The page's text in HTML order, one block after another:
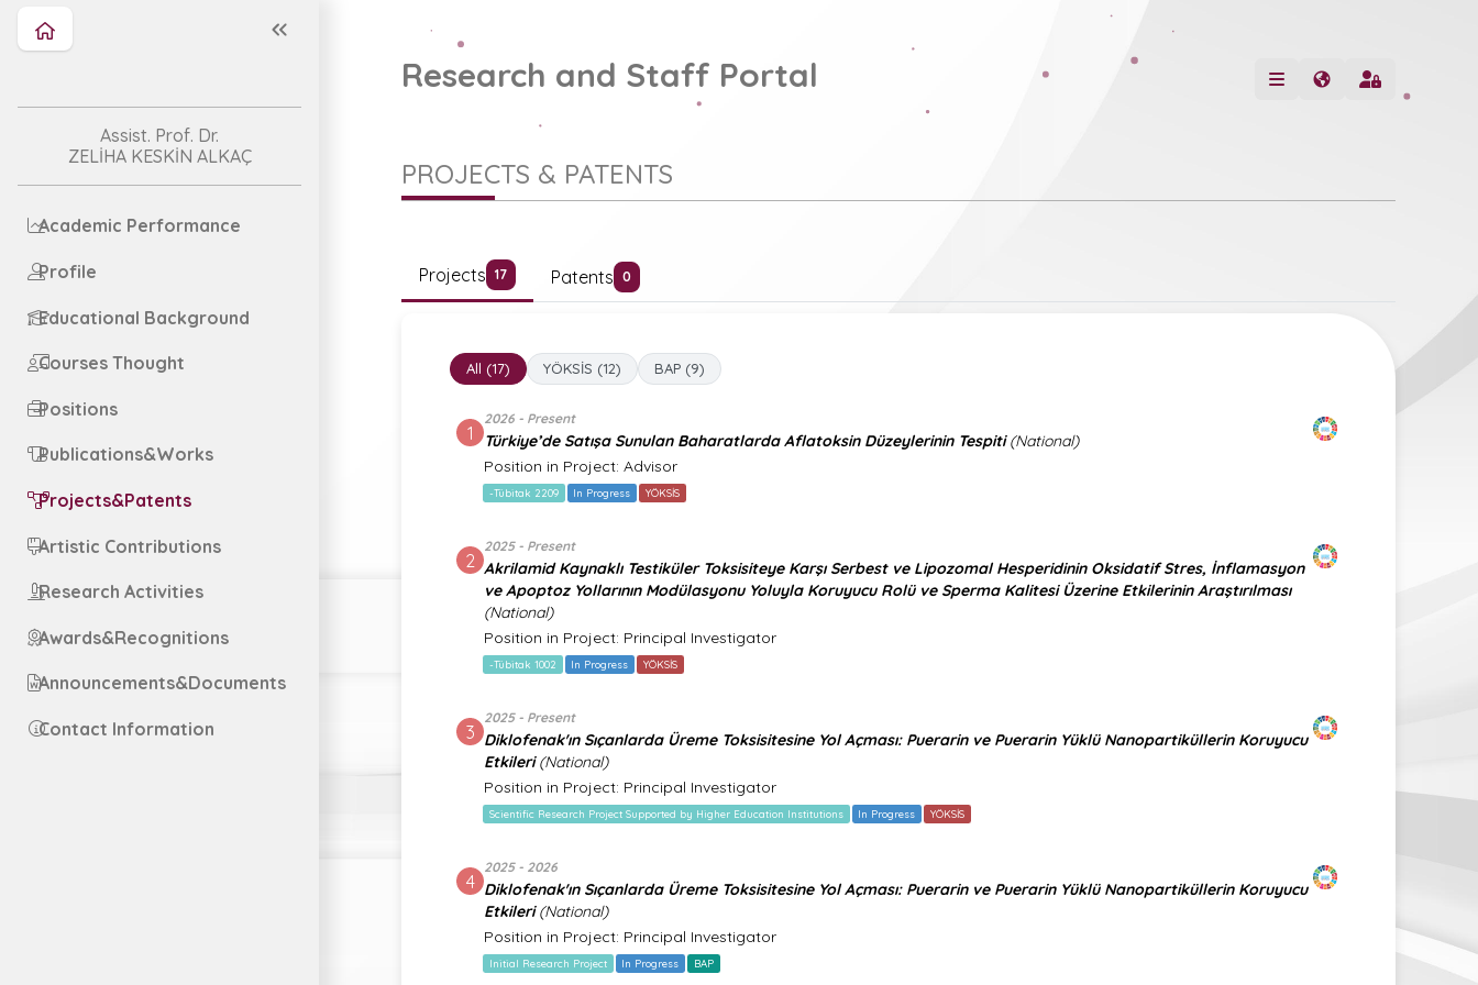
Assist. Prof. Dr.
ZELİHA KESKİN ALKAÇ
Academic Performance
Profile
Educational Background
Courses Thought
Positions
Publications&Works
Projects&Patents
Artistic Contributions
Research Activities
Awards&Recognitions
Announcements&Documents
Contact Information
Research and Staff Portal
PROJECTS & PATENTS
Projects 17 Patents 0
All (17) YÖKSİS (12) BAP (9)
1
2026 - Present
Türkiye’de Satışa Sunulan Baharatlarda Aflatoksin Düzeylerinin Tespiti (National)
Position in Project: Advisor
-Tübitak 2209 In Progress YÖKSİS
2
2025 - Present
Akrilamid Kaynaklı Testiküler Toksisiteye Karşı Serbest ve Lipozomal Hesperidinin Oksidatif Stres, İnflamasyon
ve Apoptoz Yollarının Modülasyonu Yoluyla Koruyucu Rolü ve Sperma Kalitesi Üzerine Etkilerinin Araştırılması
(National)
Position in Project: Principal Investigator
-Tübitak 1002 In Progress YÖKSİS
3
2025 - Present
Diklofenak'ın Sıçanlarda Üreme Toksisitesine Yol Açması: Puerarin ve Puerarin Yüklü Nanopartiküllerin Koruyucu
Etkileri (National)
Position in Project: Principal Investigator
Scientific Research Project Supported by Higher Education Institutions In Progress YÖKSİS
4
2025 - 2026
Diklofenak'ın Sıçanlarda Üreme Toksisitesine Yol Açması: Puerarin ve Puerarin Yüklü Nanopartiküllerin Koruyucu
Etkileri (National)
Position in Project: Principal Investigator
Initial Research Project In Progress BAP